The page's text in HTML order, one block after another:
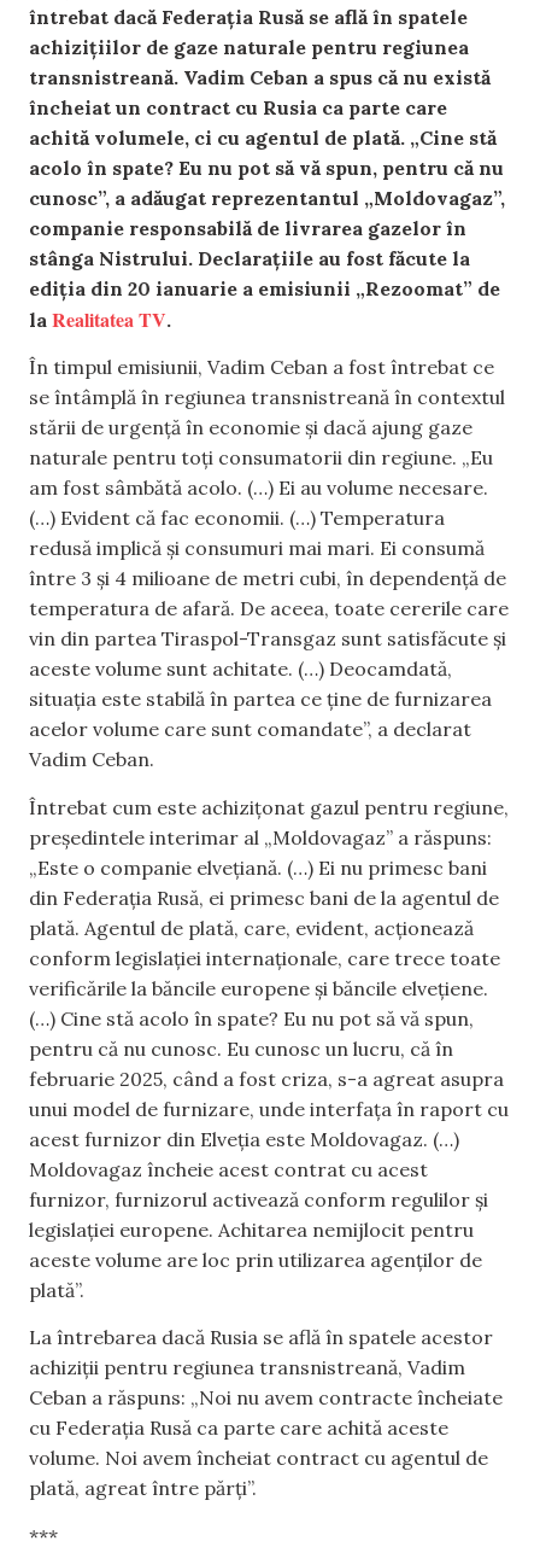
întrebat dacă Federația Rusă se află în spatele
achizițiilor de gaze naturale pentru regiunea
transnistreană. Vadim Ceban a spus că nu există
încheiat un contract cu Rusia ca parte care
achită volumele, ci cu agentul de plată. „Cine stă
acolo în spate? Eu nu pot să vă spun, pentru că nu
cunosc”, a adăugat reprezentantul „Moldovagaz”,
companie responsabilă de livrarea gazelor în
stânga Nistrului. Declarațiile au fost făcute la
ediția din 20 ianuarie a emisiunii „Rezoomat” de
la Realitatea TV.
În timpul emisiunii, Vadim Ceban a fost întrebat ce
se întâmplă în regiunea transnistreană în contextul
stării de urgență în economie și dacă ajung gaze
naturale pentru toți consumatorii din regiune. „Eu
am fost sâmbătă acolo. (…) Ei au volume necesare.
(…) Evident că fac economii. (…) Temperatura
redusă implică și consumuri mai mari. Ei consumă
între 3 și 4 milioane de metri cubi, în dependență de
temperatura de afară. De aceea, toate cererile care
vin din partea Tiraspol-Transgaz sunt satisfăcute și
aceste volume sunt achitate. (…) Deocamdată,
situația este stabilă în partea ce ține de furnizarea
acelor volume care sunt comandate”, a declarat
Vadim Ceban.
Întrebat cum este achizițonat gazul pentru regiune,
președintele interimar al „Moldovagaz” a răspuns:
„Este o companie elvețiană. (…) Ei nu primesc bani
din Federația Rusă, ei primesc bani de la agentul de
plată. Agentul de plată, care, evident, acționează
conform legislației internaționale, care trece toate
verificările la băncile europene și băncile elvețiene.
(…) Cine stă acolo în spate? Eu nu pot să vă spun,
pentru că nu cunosc. Eu cunosc un lucru, că în
februarie 2025, când a fost criza, s-a agreat asupra
unui model de furnizare, unde interfața în raport cu
acest furnizor din Elveția este Moldovagaz. (…)
Moldovagaz încheie acest contrat cu acest
furnizor, furnizorul activează conform regulilor și
legislației europene. Achitarea nemijlocit pentru
aceste volume are loc prin utilizarea agenților de
plată”.
La întrebarea dacă Rusia se află în spatele acestor
achiziții pentru regiunea transnistreană, Vadim
Ceban a răspuns: „Noi nu avem contracte încheiate
cu Federația Rusă ca parte care achită aceste
volume. Noi avem încheiat contract cu agentul de
plată, agreat între părți”.
***